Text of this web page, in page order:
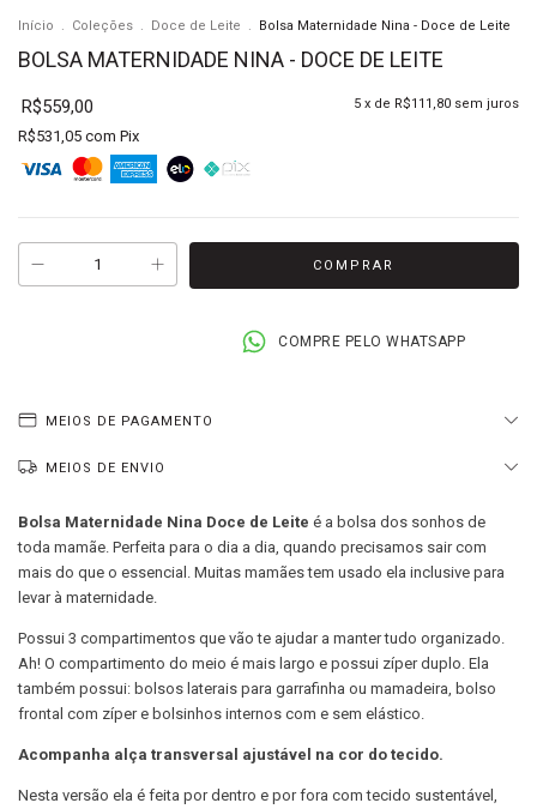
Início . Coleções . Doce de Leite . Bolsa Maternidade Nina - Doce de Leite
BOLSA MATERNIDADE NINA - DOCE DE LEITE
R$559,00 5 x de R$111,80 sem juros
R$531,05 com Pix
COMPRE PELO WHATSAPP
MEIOS DE PAGAMENTO
MEIOS DE ENVIO
Bolsa Maternidade Nina Doce de Leite é a bolsa dos sonhos de
toda mamãe. Perfeita para o dia a dia, quando precisamos sair com
mais do que o essencial. Muitas mamães tem usado ela inclusive para
levar à maternidade.
Possui 3 compartimentos que vão te ajudar a manter tudo organizado.
Ah! O compartimento do meio é mais largo e possui zíper duplo. Ela
também possui: bolsos laterais para garrafinha ou mamadeira, bolso
frontal com zíper e bolsinhos internos com e sem elástico.
Acompanha alça transversal ajustável na cor do tecido.
Nesta versão ela é feita por dentro e por fora com tecido sustentável,